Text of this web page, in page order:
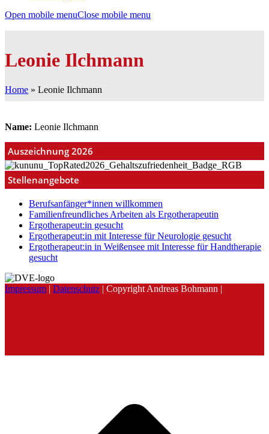
Open mobile menuClose mobile menu
Leonie Ilchmann
Home » Leonie Ilchmann
Name: Leonie Ilchmann
Auszeichnung 2026
Stellenangebote
Berufsanfänger*innen willkommen
Familienfreundliches Arbeiten als Ergotherapeutin
Ergotherapeut:in gesucht
Ergotherapeut:in mit Interesse für Neurologie gesucht
Ergotherapeut:in in Weißensee mit Interesse für Handtherapie
gesucht
Impressum | Datenschutz | Copyright Andreas Bohmann |